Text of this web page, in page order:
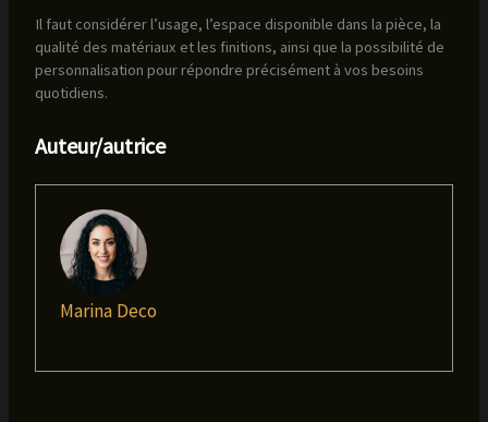
Il faut considérer l’usage, l’espace disponible dans la pièce, la
qualité des matériaux et les finitions, ainsi que la possibilité de
personnalisation pour répondre précisément à vos besoins
quotidiens.
Auteur/autrice
Marina Deco